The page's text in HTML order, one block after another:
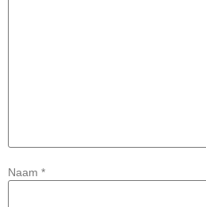
Naam *